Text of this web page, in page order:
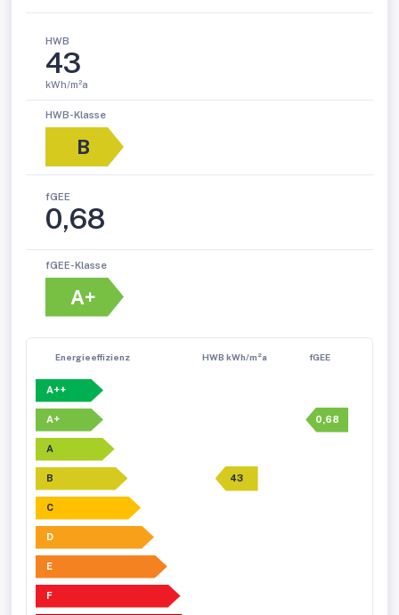
HWB
43
kWh/m²a
HWB-Klasse
B
fGEE
0,68
fGEE-Klasse
A+
Energieeffizienz HWB kWh/m²a fGEE
A++
A+ 0,68
A
B 43
C
D
E
F